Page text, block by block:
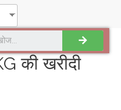
की खरीदी